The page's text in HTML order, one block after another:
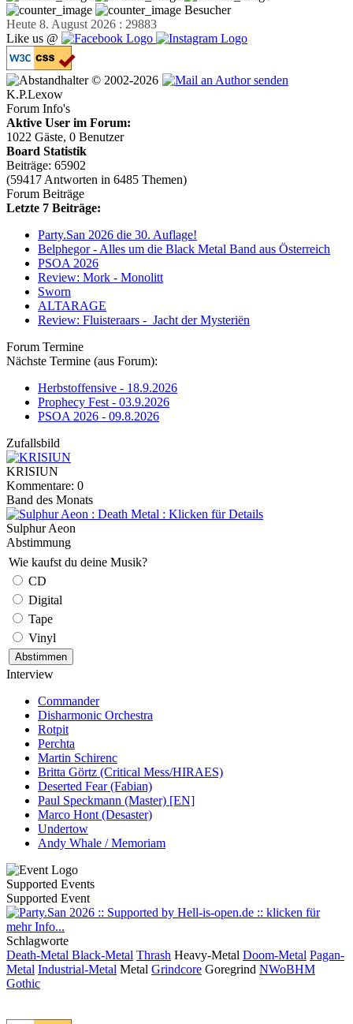
Besucher
Heute 8. August 2026 : 29883
Like us @
© 2002-2026
K.P.Lexow
Forum Info's
Aktive User im Forum:
1022 Gäste, 0 Benutzer
Board Statistik
Beiträge: 65902
(59417 Antworten in 6485 Themen)
Forum Beiträge
Letzte 7 Beiträge:
Party.San 2026 die 30. Auflage!
Belphegor - Alles um die Black Metal Band aus Österreich
PSOA 2026
Review: Mork - Monolitt
Sworn
ALTARAGE
Review: Fluisteraars - Jacht der Mysteriën
Forum Termine
Nächste Termine (aus Forum):
Herbstoffensive - 18.9.2026
Prophecy Fest - 03.9.2026
PSOA 2026 - 09.8.2026
Zufallsbild
KRISIUN
Kommentare: 0
Band des Monats
Sulphur Aeon
Abstimmung
Wie kaufst du deine Musik?
CD
Digital
Tape
Vinyl
Interview
Commander
Disharmonic Orchestra
Rotpit
Perchta
Martin Schirenc
Britta Görtz (Critical Mess/HIRAES)
Deserted Fear (Fabian)
Paul Speckmann (Master) [EN]
Marco Hont (Desaster)
Undertow
Andy Whale / Memoriam
Supported Events
Supported Event
Schlagworte
Death-Metal Black-Metal Thrash Heavy-Metal Doom-Metal Pagan-
Metal Industrial-Metal Metal Grindcore Goregrind NWoBHM
Gothic